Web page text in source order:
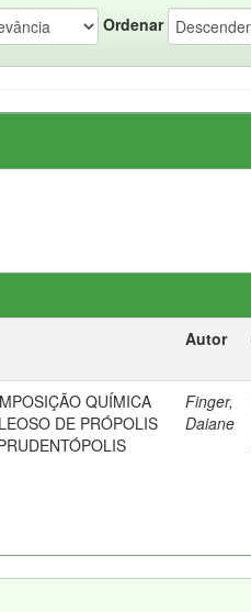
Ordenar
Autor
QUÍMICA
DE PRÓPOLIS
Finger,
Daiane